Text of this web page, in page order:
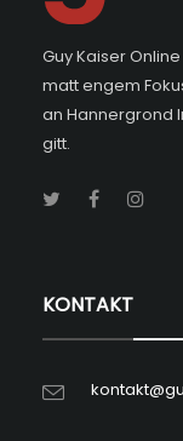
Guy Kaiser
matt engem
an Hannergrond
gitt.
KONTAKT